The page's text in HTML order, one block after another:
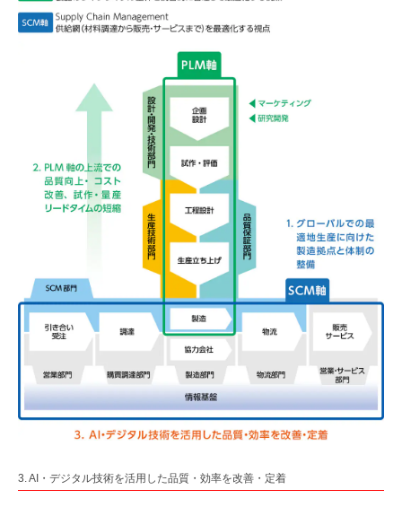
3. AI・デジタル技術を活用した品質・効率を改善・定着